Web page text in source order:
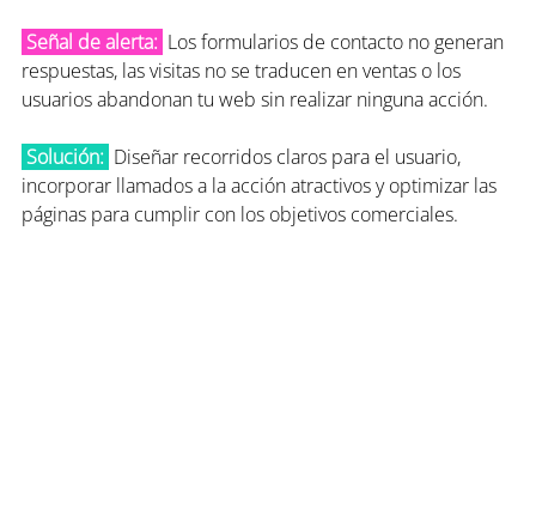
Señal de alerta: Los formularios de contacto no generan
respuestas, las visitas no se traducen en ventas o los
usuarios abandonan tu web sin realizar ninguna acción.
Solución: Diseñar recorridos claros para el usuario,
incorporar llamados a la acción atractivos y optimizar las
páginas para cumplir con los objetivos comerciales.